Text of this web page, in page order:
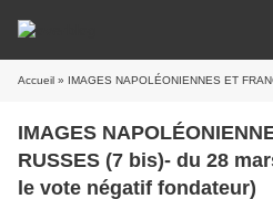
Accueil » IMAGES NAPOLÉONIENNES ET FRANCO-RUSSES (7
IMAGES
RUSSES (7 bis)- du 28
le vote négatif fondateur)